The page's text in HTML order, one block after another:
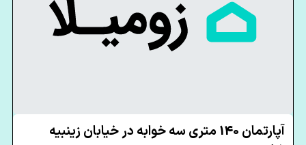
آپارتمان 140 متری سه خوابه در خیابان زینبیه